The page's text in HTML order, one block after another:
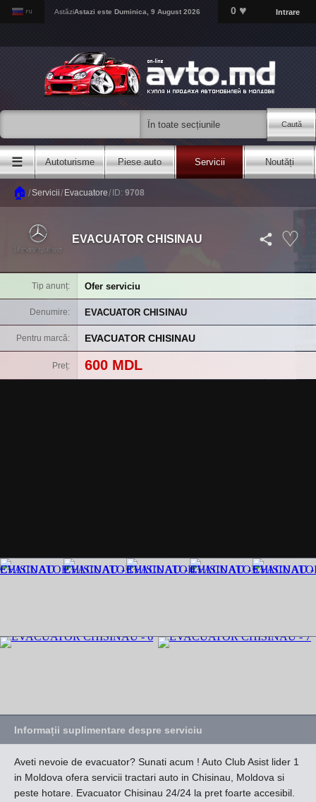
AstăziAstazi este Duminica, 9 August 2026 0 ♥ Intrare
Caută
☰ Autoturisme Piese auto Servicii Noutăți
🏠 /Servicii/ Evacuatore/ ID: 9708
EVACUATOR CHISINAU
Tip anunț Ofer serviciu
Denumire EVACUATOR CHISINAU
Pentru marcă EVACUATOR CHISINAU
Preț 600 MDL
Informații suplimentare despre serviciu
Aveti nevoie de evacuator? Sunati acum ! Auto Club Asist lider 1
in Moldova ofera servicii tractari auto in Chisinau, Moldova si
peste hotare. Evacuator Chisinau 24/24 la pret foarte accesibil.